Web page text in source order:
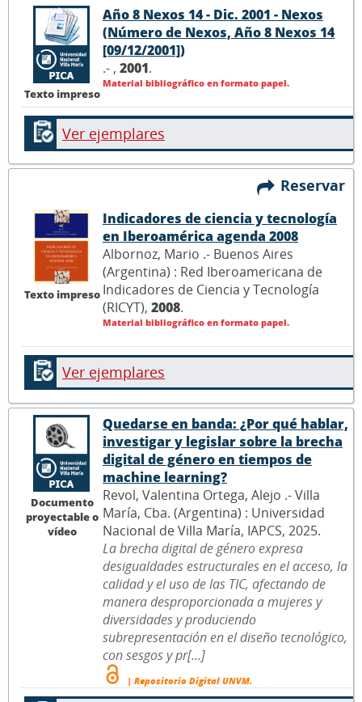
Texto impreso
Año 8 Nexos 14 - Dic. 2001 - Nexos
(Número de Nexos, Año 8 Nexos 14
[09/12/2001])
.- , 2001.
Material bibliográfico en formato papel.
Ver ejemplares
Reservar
Texto impreso
Indicadores de ciencia y tecnología
en Iberoamérica agenda 2008
Albornoz, Mario .- Buenos Aires
(Argentina) : Red Iberoamericana de
Indicadores de Ciencia y Tecnología
(RICYT), 2008.
Material bibliográfico en formato papel.
Ver ejemplares
Documento
proyectable o
vídeo
Quedarse en banda: ¿Por qué hablar,
investigar y legislar sobre la brecha
digital de género en tiempos de
machine learning?
Revol, Valentina Ortega, Alejo .- Villa
María, Cba. (Argentina) : Universidad
Nacional de Villa María, IAPCS, 2025.
La brecha digital de género expresa
desigualdades estructurales en el acceso, la
calidad y el uso de las TIC, afectando de
manera desproporcionada a mujeres y
diversidades y produciendo
subrepresentación en el diseño tecnológico,
con sesgos y pr[...]
| Repositorio Digital UNVM.